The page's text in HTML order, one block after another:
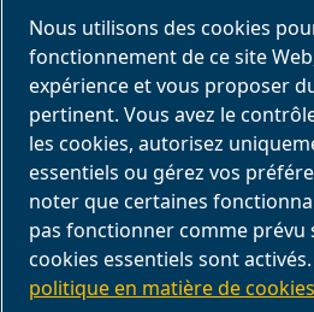
Ce site Web stocke les cookies sur votre
utilisés pour collecter des informations
interagissez avec notre site Web et nous
de vous. Nous utilisons ces informations
personnaliser votre expérience de
d'entretien.
Accéder au service
Nous utilisons des cookies
fonctionnement de ce site
expérience et vous proposer
pertinent. Vous avez le
les cookies, autorisez
essentiels ou gérez vos
noter que certaines
pas fonctionner comme prévu
cookies essentiels sont activés.
politique en matière de cookies